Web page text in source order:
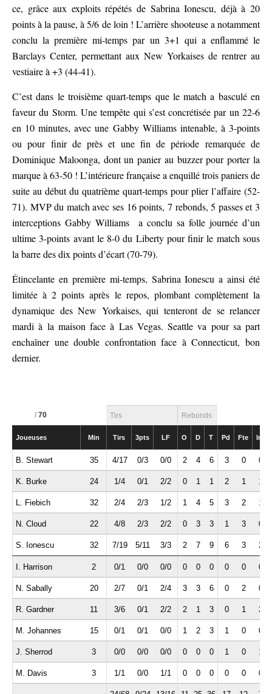
ce, grâce aux exploits répétés de Sabrina Ionescu, déjà à 20
points à la pause, à 5/6 de loin ! L’arrière shooteuse a notamment
conclu la première mi-temps par un 3+1 qui a enflammé le
Barclays Center, permettant aux New Yorkaises de rentrer au
vestiaire à +3 (44-41).
C’est dans le troisième quart-temps que le match a basculé en
faveur du Storm. Une tempête qui s’est concrétisée par un 22-6
en 10 minutes, avec une Gabby Williams intenable, à 3-points
ou pour finir de près et une fin de période remarquée de
Dominique Maloonga, dont un panier au buzzer pour porter la
marque à 63-50 ! L’intérieure française a enquillé trois paniers de
suite au début du quatrième quart-temps pour plier l’affaire (52-
71). MVP du match avec ses 16 points, 7 rebonds, 5 passes et 3
interceptions Gabby Williams a conclu sa folle journée d’un
ultime 3-points avant le 8-0 du Liberty pour finir le match sous
la barre des dix points d’écart (70-79).
Étincelante en première mi-temps, Sabrina Ionescu a ainsi été
limitée à 2 points après le repos, plombant complètement la
dynamique des New Yorkaises, qui tenteront de se relancer
mardi à la maison face à Las Vegas. Seattle va pour sa part
enchaîner une double confrontation face à Connecticut, bon
dernier.
/ 70 Tirs Rebonds
Joueuses Min Tirs 3pts LF O D T Pd Fte Int
B. Stewart 35 4/17 0/3 0/0 2 4 6 3 0 0
K. Burke 24 1/4 0/1 2/2 0 1 1 2 1 1
L. Fiebich 32 2/4 2/3 1/2 1 4 5 3 2 1
N. Cloud 22 4/8 2/3 2/2 0 3 3 1 3 0
S. Ionescu 32 7/19 5/11 3/3 2 7 9 6 3 2
I. Harrison 2 0/1 0/0 0/0 0 0 0 0 0 0
N. Sabally 20 2/7 0/1 2/4 3 3 6 0 2 0
R. Gardner 11 3/6 0/1 2/2 2 1 3 0 1 2
M. Johannes 15 0/1 0/1 0/0 1 2 3 1 0 0
J. Sherrod 3 0/0 0/0 0/0 0 0 0 1 0 1
M. Davis 3 1/1 0/0 1/1 0 0 0 0 0 0